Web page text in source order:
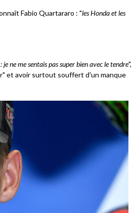
Fabio Quartararo : "les Honda et les
ne me sentais pas super bien avec le tendre",
" et avoir surtout souffert d'un manque